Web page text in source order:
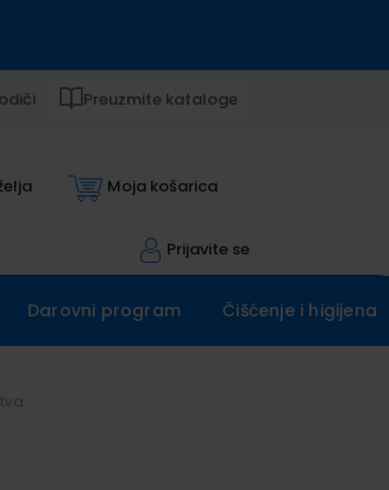
Preuzmite kataloge
Moja košarica
Prijavite se
Darovni program Čišćenje i higijena